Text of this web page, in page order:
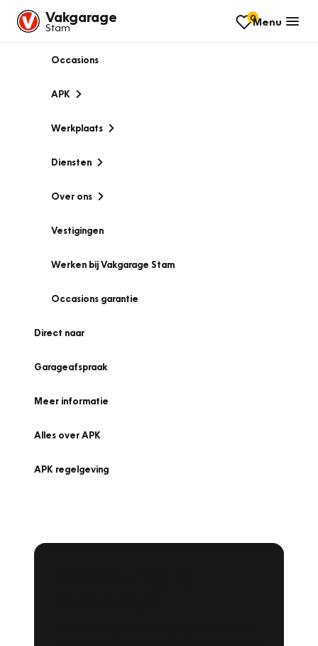
Vakgarage
Stam
0Menu
Occasions
APK
Werkplaats
Diensten
Over ons
Vestigingen
Werken bij Vakgarage Stam
Occasions garantie
Direct naar
Garageafspraak
Meer informatie
Alles over APK
APK regelgeving